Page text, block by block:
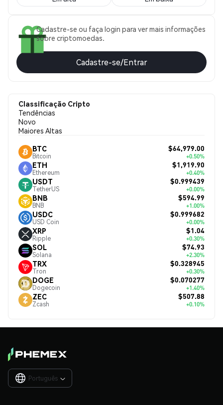
Cadastre-se ou faça login para ver mais informações
sobre criptomoedas.
Cadastre-se/Entrar
Classificação Cripto
Tendências
Novo
Maiores Altas
BTC
Bitcoin
$64,979.00
+0.50%
ETH
Ethereum
$1,919.90
+0.40%
USDT
TetherUS
$0.999439
+0.00%
BNB
BNB
$594.99
+1.00%
USDC
USD Coin
$0.999682
+0.00%
XRP
Ripple
$1.04
+0.30%
SOL
Solana
$74.93
+2.30%
TRX
Tron
$0.328945
+0.30%
DOGE
Dogecoin
$0.070277
+1.40%
ZEC
Zcash
$507.88
+0.10%
Português 